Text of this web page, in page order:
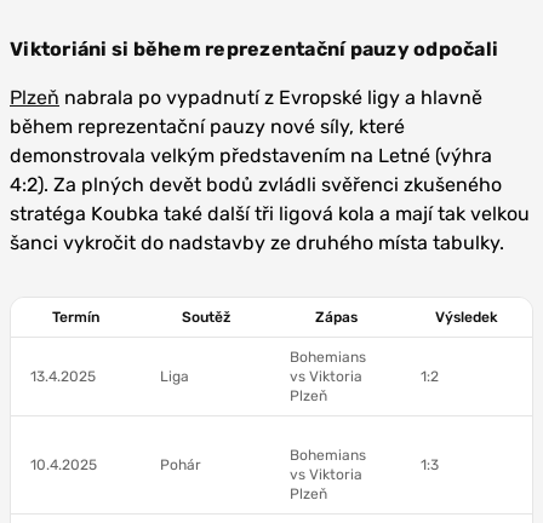
Viktoriáni si během reprezentační pauzy odpočali
Plzeň nabrala po vypadnutí z Evropské ligy a hlavně
během reprezentační pauzy nové síly, které
demonstrovala velkým představením na Letné (výhra
4:2). Za plných devět bodů zvládli svěřenci zkušeného
stratéga Koubka také další tři ligová kola a mají tak velkou
šanci vykročit do nadstavby ze druhého místa tabulky.
Termín Soutěž Zápas Výsledek
13.4.2025 Liga
Bohemians
vs Viktoria
Plzeň
1:2
10.4.2025 Pohár
Bohemians
vs Viktoria
Plzeň
1:3